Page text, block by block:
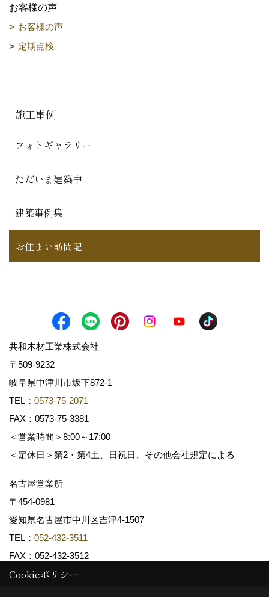
お客様の声
お客様の声
定期点検
施工事例
フォトギャラリー
ただいま建築中
建築事例集
お住まい訪問記
共和木材工業株式会社
〒509-9232
岐阜県中津川市坂下872‐1
TEL： 0573-75-2071
FAX：0573-75-3381
＜営業時間＞8:00～17:00
＜定休日＞第2・第4土、日祝日、その他会社規定による
名古屋営業所
〒454-0981
愛知県名古屋市中川区吉津4-1507
TEL： 052-432-3511
FAX：052-432-3512
Cookieポリシー